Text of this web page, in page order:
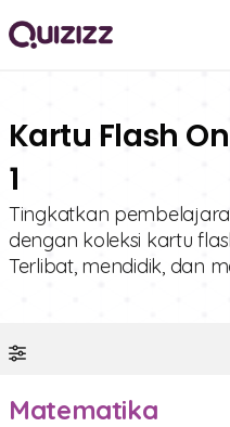
Kartu Flash
1
Tingkatkan
dengan koleksi kartu
Terlibat, mendidik, dan
Matematika